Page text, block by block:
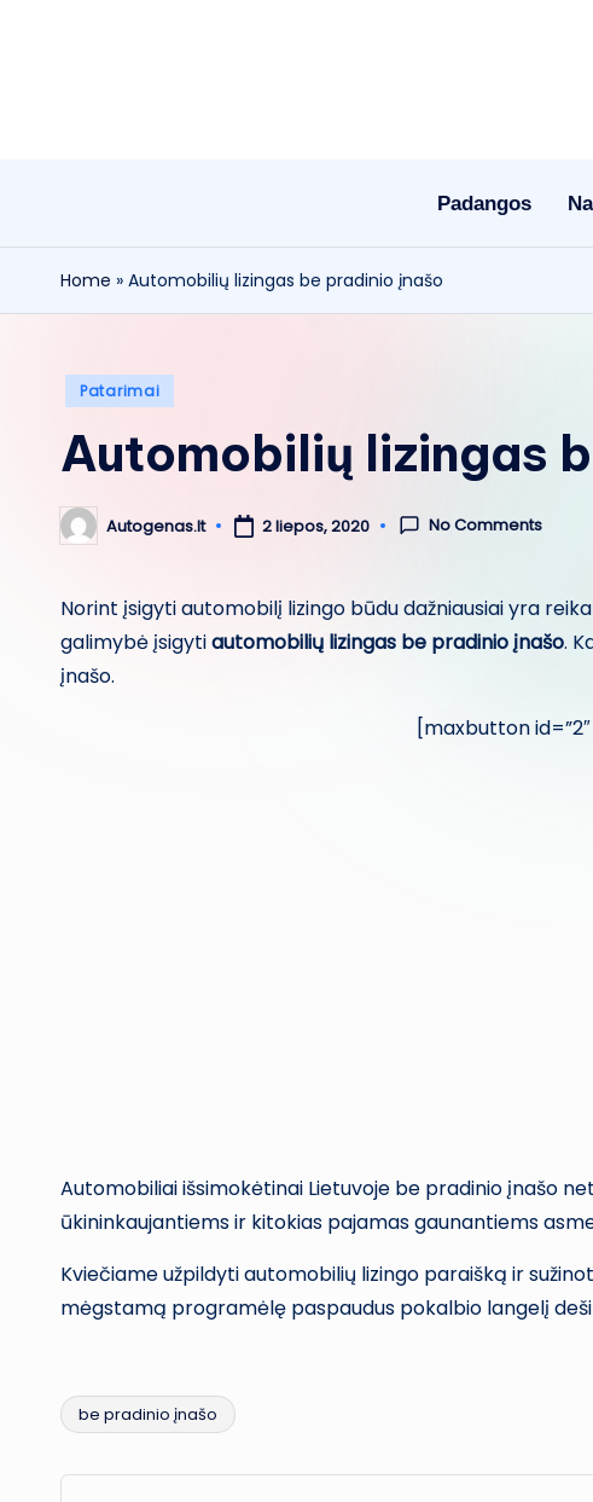
Padangos
Home » Automobilių lizingas be pradinio įnašo
Posted
Patarimai
Automobilių lizingas
Posted
by
Autogenas.lt 2 liepos, 2020 No Comments
Norint įsigyti automobilį lizingo būdu dažniausiai yra
galimybė įsigytiautomobilių lizingas be pradinio įnašo.
įnašo.
[maxbutton
Automobiliai išsimokėtinai Lietuvoje be pradinio įnašo
ūkininkaujantiems ir kitokias pajamas gaunantiems
Kviečiame užpildyti automobilių lizingo paraišką ir
mėgstamą programėlę paspaudus pokalbio langelį
Tags:
be pradinio įnašo